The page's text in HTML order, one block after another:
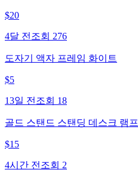
$20
4달 전 조회 276
도자기 액자 프레임 화이트
$5
13일 전 조회 18
골드 스탠드 스탠딩 데스크 램프
$15
4시간 전 조회 2